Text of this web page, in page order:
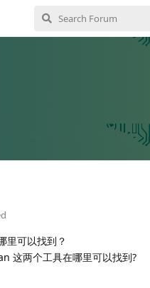
里可以找到？
这两个工具在哪里可以找到?